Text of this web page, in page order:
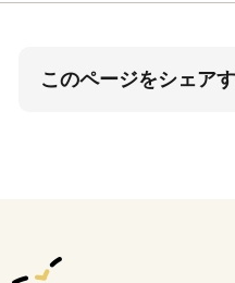
このページをシェア